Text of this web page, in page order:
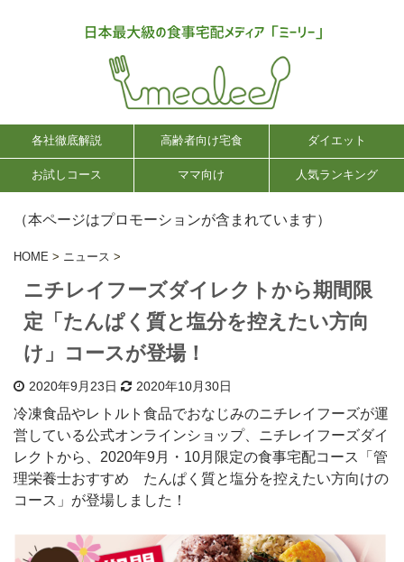
各社徹底解説 高齢者向け宅食 ダイエット
お試しコース ママ向け 人気ランキング
（本ページはプロモーションが含まれています）
HOME > ニュース >
ニチレイフーズダイレクトから期間限
定「たんぱく質と塩分を控えたい方向
け」コースが登場！
2020年9月23日 2020年10月30日
冷凍食品やレトルト食品でおなじみのニチレイフーズが運
営している公式オンラインショップ、ニチレイフーズダイ
レクトから、2020年9月・10月限定の食事宅配コース「管
理栄養士おすすめ たんぱく質と塩分を控えたい方向けの
コース」が登場しました！